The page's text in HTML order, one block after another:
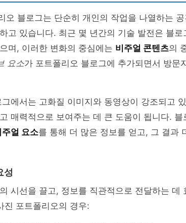
오 블로그는 단순히 개인의 작업을 나열하는
고 있습니다. 최근 몇 년간의 기술 발전은 블
며, 이러한 변화의 중심에는 비주얼 콘텐츠의
요소가 포트폴리오 블로그에 추가되면서 방문
에서는 고화질 이미지와 동영상이 강조되고
매력적으로 보여주는 데 큰 도움이 됩니다.
주얼 요소를 통해 더 많은 정보를 얻고, 그 결과
성
시선을 끌고, 정보를 직관적으로 전달하는 데
진 포트폴리오의 경우: